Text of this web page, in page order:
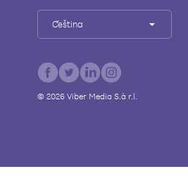
Čeština
© 2026Viber Media S.à r.l.